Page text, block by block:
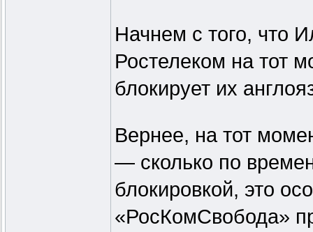
Начнем с того, что
Ростелеком на тот
блокирует их
Вернее, на тот
— сколько по
блокировкой, это
«РосКомСвобода»